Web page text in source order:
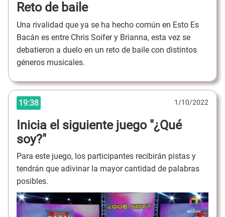
Reto de baile
Una rivalidad que ya se ha hecho común en Esto Es
Bacán es entre Chris Soifer y Brianna, esta vez se
debatieron a duelo en un reto de baile con distintos
géneros musicales.
19:38 1/10/2022
Inicia el siguiente juego "¿Qué
soy?"
Para este juego, los participantes recibirán pistas y
tendrán que adivinar la mayor cantidad de palabras
posibles.